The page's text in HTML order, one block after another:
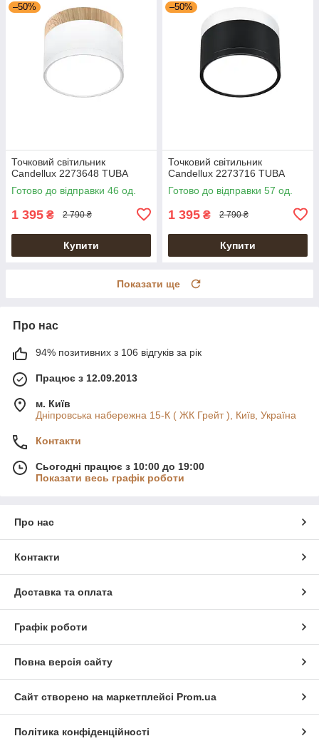
–50%
Точковий світильник
Candellux 2273648 TUBA
Готово до відправки 46 од.
1 395 ₴ 2 790 ₴
Купити
–50%
Точковий світильник
Candellux 2273716 TUBA
Готово до відправки 57 од.
1 395 ₴ 2 790 ₴
Купити
Показати ще
Про нас
94% позитивних з 106 відгуків за рік
Працює з 12.09.2013
м. Київ
Дніпровська набережна 15-К ( ЖК Грейт ), Київ, Україна
Контакти
Сьогодні працює з 10:00 до 19:00
Показати весь графік роботи
Про нас
Контакти
Доставка та оплата
Графік роботи
Повна версія сайту
Сайт створено на маркетплейсі Prom.ua
Політика конфіденційності